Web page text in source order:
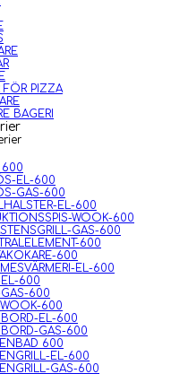
FÖR PIZZA
BAGERI
600
EL-600
GAS-600
EL-600
WOOK-600
GAS-600
600
600
EL-600
EL-600
GAS-600
WOOK-600
EL-600
GAS-600
600
EL-600
GAS-600